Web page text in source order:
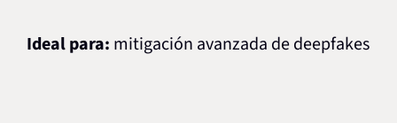
Ideal para: mitigación avanzada de deepfakes